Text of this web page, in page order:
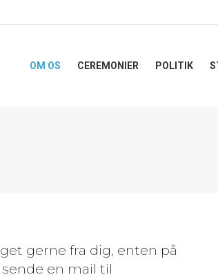
OM OS CEREMONIER POLITIK
gerne fra dig, enten på
en mail til